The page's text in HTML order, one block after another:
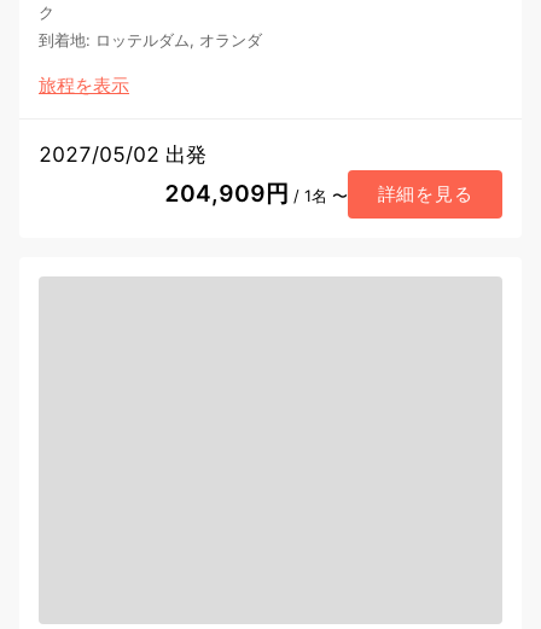
ク
到着地: ロッテルダム, オランダ
旅程を表示
2027/05/02 出発
204,909円 / 1名 〜 詳細を見る